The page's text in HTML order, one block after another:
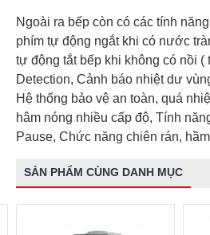
Ngoài ra bếp còn có các tính
phím tự động ngắt khi có nước
tự động tắt bếp khi không có nồi (
Detection, Cảnh báo nhiệt dư
Hệ thống bảo vệ an toàn, quá
hâm nóng nhiều cấp độ, Tính
Pause, Chức năng chiên rán,
SẢN PHẨM CÙNG DANH MỤC